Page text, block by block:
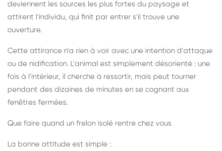
deviennent les sources les plus fortes du paysage et
attirent l'individu, qui finit par entrer s'il trouve une
ouverture.
Cette attirance n'a rien à voir avec une intention d'attaque
ou de nidification. L'animal est simplement désorienté : une
fois à l'intérieur, il cherche à ressortir, mais peut tourner
pendant des dizaines de minutes en se cognant aux
fenêtres fermées.
Que faire quand un frelon isolé rentre chez vous
La bonne attitude est simple :